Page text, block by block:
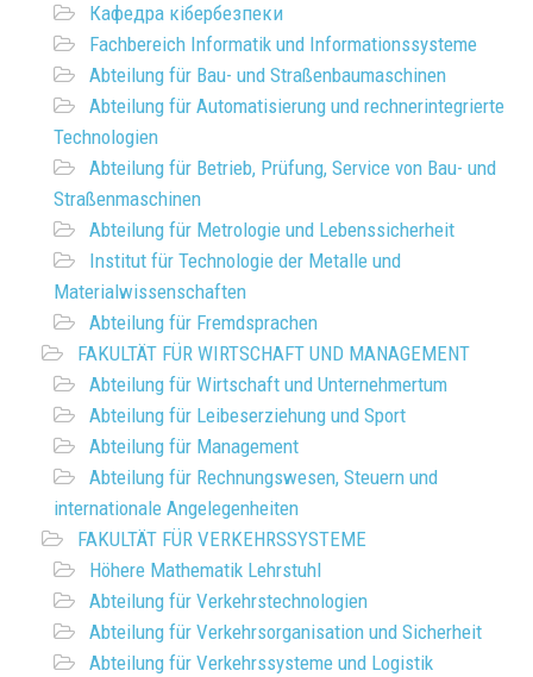
Кафедра кібербезпеки
Fachbereich Informatik und Informationssysteme
Abteilung für Bau- und Straßenbaumaschinen
Abteilung für Automatisierung und rechnerintegrierte
Technologien
Abteilung für Betrieb, Prüfung, Service von Bau- und
Straßenmaschinen
Abteilung für Metrologie und Lebenssicherheit
Institut für Technologie der Metalle und
Materialwissenschaften
Abteilung für Fremdsprachen
FAKULTÄT FÜR WIRTSCHAFT UND MANAGEMENT
Abteilung für Wirtschaft und Unternehmertum
Abteilung für Leibeserziehung und Sport
Abteilung für Management
Abteilung für Rechnungswesen, Steuern und
internationale Angelegenheiten
FAKULTÄT FÜR VERKEHRSSYSTEME
Höhere Mathematik Lehrstuhl
Abteilung für Verkehrstechnologien
Abteilung für Verkehrsorganisation und Sicherheit
Abteilung für Verkehrssysteme und Logistik